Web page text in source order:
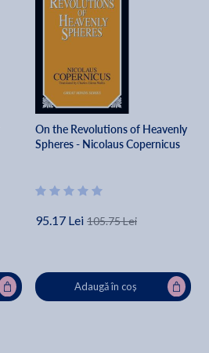
On the Revolutions of Heavenly
Spheres - Nicolaus Copernicus
95.17 Lei 105.75 Lei
Adaugă în coș